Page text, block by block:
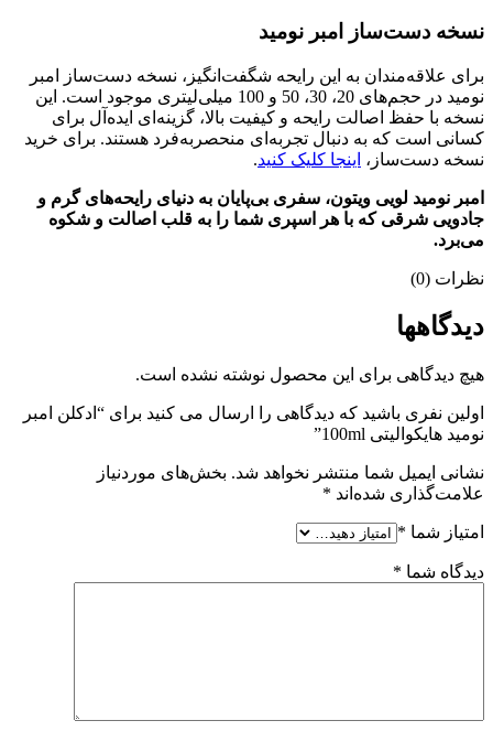
نسخه دست‌ساز امبر نومید
برای علاقه‌مندان به این رایحه شگفت‌انگیز، نسخه دست‌ساز امبر
نومید در حجم‌های 20، 30، 50 و 100 میلی‌لیتری موجود است. این
نسخه با حفظ اصالت رایحه و کیفیت بالا، گزینه‌ای ایده‌آل برای
کسانی است که به دنبال تجربه‌ای منحصر‌به‌فرد هستند. برای خرید
نسخه دست‌ساز، اینجا کلیک کنید.
امبر نومید لویی ویتون، سفری بی‌پایان به دنیای رایحه‌های گرم و
جادویی شرقی که با هر اسپری شما را به قلب اصالت و شکوه
می‌برد.
نظرات (0)
دیدگاهها
هیچ دیدگاهی برای این محصول نوشته نشده است.
اولین نفری باشید که دیدگاهی را ارسال می کنید برای “ادکلن امبر
نومید هایکوالیتی 100ml”
نشانی ایمیل شما منتشر نخواهد شد. بخش‌های موردنیاز
علامت‌گذاری شده‌اند *
امتیاز شما *
دیدگاه شما *